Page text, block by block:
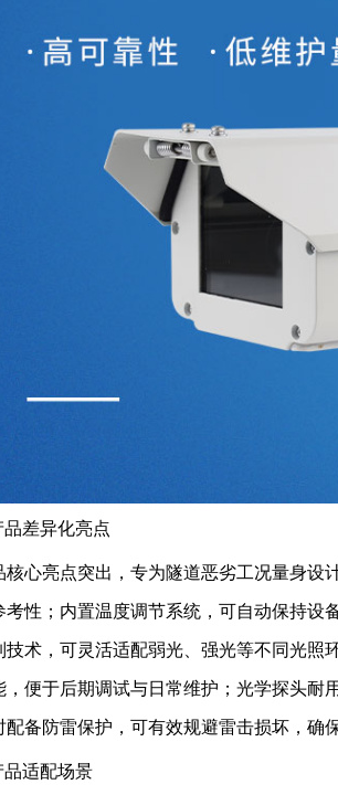
品差异化亮点
核心亮点突出，专为隧道恶劣工况量身设
考性；内置温度调节系统，可自动保持设
技术，可灵活适配弱光、强光等不同光照
，便于后期调试与日常维护；光学探头耐
配备防雷保护，可有效规避雷击损坏，确
品适配场景